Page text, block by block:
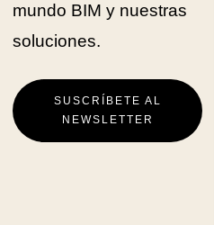
mundo BIM y nuestras
soluciones.
SUSCRÍBETE AL
NEWSLETTER